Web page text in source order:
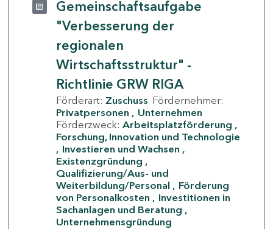
Gemeinschaftsaufgabe
"Verbesserung der
regionalen
Wirtschaftsstruktur" -
Richtlinie GRW RIGA
Förderart: Zuschuss Fördernehmer:
Privatpersonen
Unternehmen
Förderzweck: Arbeitsplatzförderung
Forschung, Innovation und Technologie
Investieren und Wachsen
Existenzgründung
Qualifizierung/Aus- und
Weiterbildung/Personal
Förderung
von Personalkosten
Investitionen in
Sachanlagen und Beratung
Unternehmensgründung